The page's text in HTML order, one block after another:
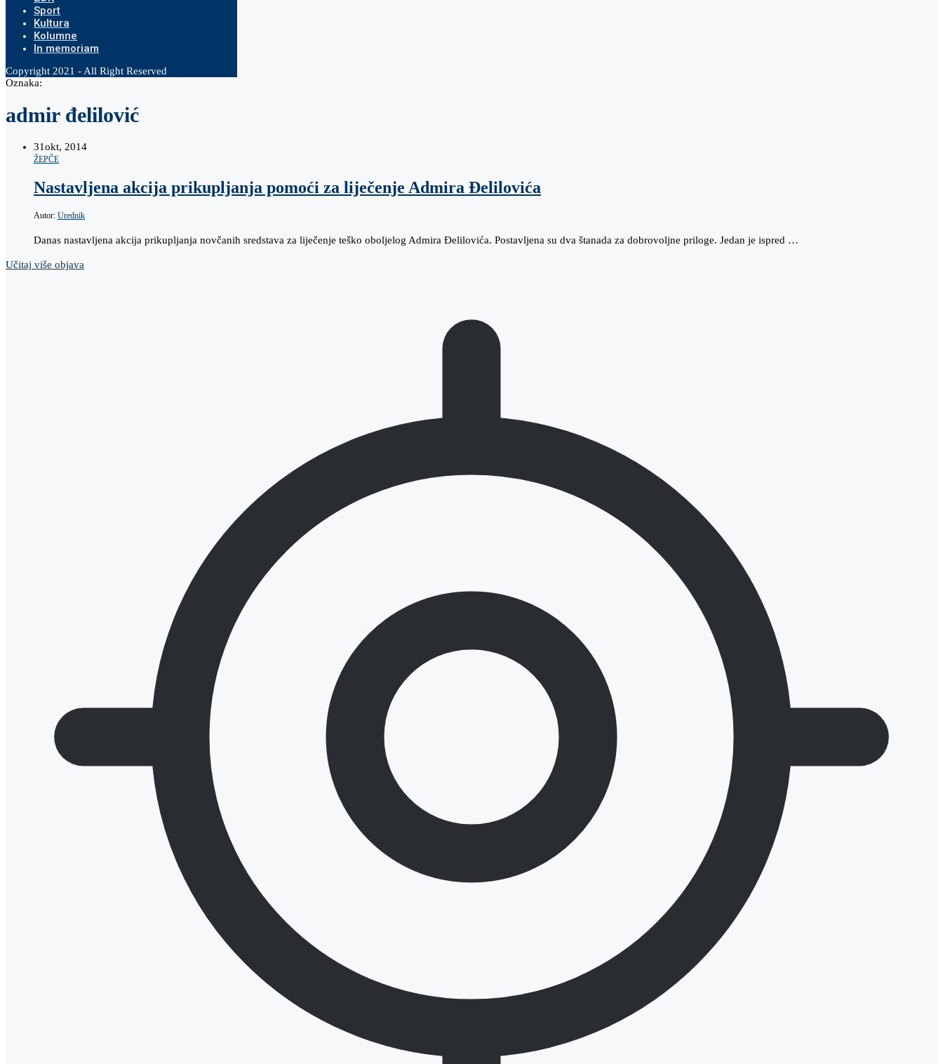
Sport
Kultura
Kolumne
In memoriam
Copyright 2021 - All Right Reserved
Oznaka:
admir đelilović
31okt, 2014
ŽEPČE
Nastavljena akcija prikupljanja pomoći za liječenje Admira Đelilovića
Autor: Urednik
Danas nastavljena akcija prikupljanja novčanih sredstava za liječenje teško oboljelog Admira Đelilovića. Postavljena su dva štanada za dobrovoljne priloge. Jedan je ispred …
Učitaj više objava